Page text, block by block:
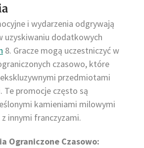
i wydarzenia odgrywają
uzyskiwaniu dodatkowych
8. Gracze mogą uczestniczyć w
czasowo, które
przedmiotami
Te promocje często są
kamieniami milowymi
z innymi franczyzami.
Ograniczone Czasowo: